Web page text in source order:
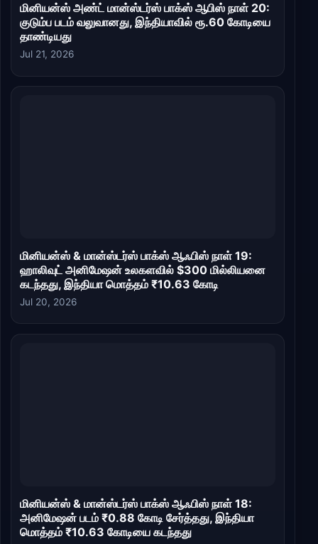
மினியன்ஸ் அண்ட் மான்ஸ்டர்ஸ் பாக்ஸ் ஆபிஸ் நாள் 20:
குடும்ப படம் வலுவானது, இந்தியாவில் ரூ.60 கோடியை
தாண்டியது
Jul 21, 2026
மினியன்ஸ் & மான்ஸ்டர்ஸ் பாக்ஸ் ஆஃபிஸ் நாள் 19:
ஹாலிவுட் அனிமேஷன் உலகளவில் $300 மில்லியனை
கடந்தது, இந்தியா மொத்தம் ₹10.63 கோடி
Jul 20, 2026
மினியன்ஸ் & மான்ஸ்டர்ஸ் பாக்ஸ் ஆஃபிஸ் நாள் 18:
அனிமேஷன் படம் ₹0.88 கோடி சேர்த்தது, இந்தியா
மொத்தம் ₹10.63 கோடியை கடந்தது